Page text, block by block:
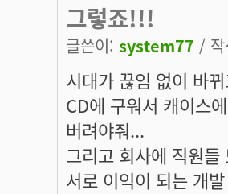
그렇죠!!!
글쓴이: system77 /
시대가 끊임 없이 바
CD에 구워서 캐이스
버려야줘...
그리고 회사에 직원
서로 이익이 되는 개